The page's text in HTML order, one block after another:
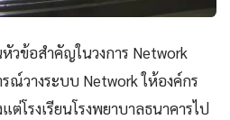
วข้อสำคัญในวงการ Network
ณ์วางระบบ Network ให้องค์กร
ต่โรงเรียนโรงพยาบาลธนาคารไป